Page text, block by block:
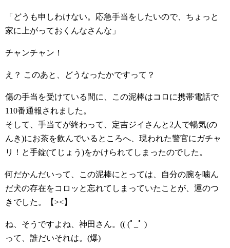
「どうも申しわけない。応急手当をしたいので、ちょっと
家に上がっておくんなさんな」
チャンチャン！
え？ このあと、どうなったかですって？
傷の手当を受けている間に、この泥棒はコロに携帯電話で
110番通報されました。
そして、手当てが終わって、定吉ジイさんと2人で暢気(の
んき)にお茶を飲んでいるところへ、現われた警官にガチャ
リ！と手錠(てじょう)をかけられてしまったのでした。
何だかんだいって、この泥棒にとっては、自分の腕を噛ん
だ犬の存在をコロッと忘れてしまっていたことが、運のつ
きでした。【><】
ね、そうですよね、神田さん。(( (ﾟ_ﾟ )
って、誰だいそれは。(爆)